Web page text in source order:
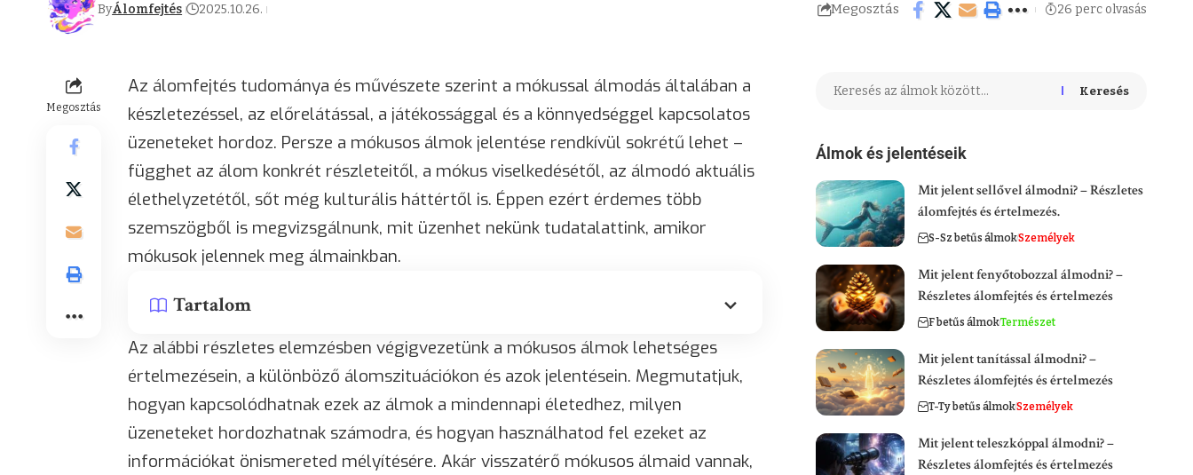
ByÁlomfejtés 2025.10.26. Megosztás 26 perc olvasás
Megosztás
Az álomfejtés tudománya és művészete szerint a mókussal álmodás általában a
készletezéssel, az előrelátással, a játékossággal és a könnyedséggel kapcsolatos
üzeneteket hordoz. Persze a mókusos álmok jelentése rendkívül sokrétű lehet –
függhet az álom konkrét részleteitől, a mókus viselkedésétől, az álmodó aktuális
élethelyzetétől, sőt még kulturális háttértől is. Éppen ezért érdemes több
szemszögből is megvizsgálnunk, mit üzenhet nekünk tudatalattink, amikor
mókusok jelennek meg álmainkban.
Tartalom
Az alábbi részletes elemzésben végigvezetünk a mókusos álmok lehetséges
értelmezésein, a különböző álomszituációkon és azok jelentésein. Megmutatjuk,
hogyan kapcsolódhatnak ezek az álmok a mindennapi életedhez, milyen
üzeneteket hordozhatnak számodra, és hogyan használhatod fel ezeket az
információkat önismereted mélyítésére. Akár visszatérő mókusos álmaid vannak,
Keresés
Álmok és jelentéseik
Mit jelent sellővel álmodni? – Részletes
álomfejtés és értelmezés.
S-Sz betűs álmokSzemélyek
Mit jelent fenyőtobozzal álmodni? –
Részletes álomfejtés és értelmezés
F betűs álmokTermészet
Mit jelent tanítással álmodni? –
Részletes álomfejtés és értelmezés
T-Ty betűs álmokSzemélyek
Mit jelent teleszkóppal álmodni? –
Részletes álomfejtés és értelmezés